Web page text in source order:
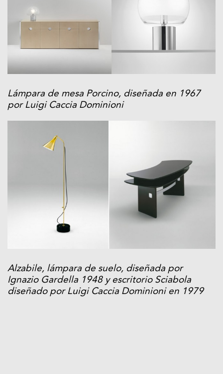
Lámpara de mesa Porcino, diseñada en 1967
por Luigi Caccia Dominioni
Alzabile, lámpara de suelo, diseñada por
Ignazio Gardella 1948 y escritorio Sciabola
diseñado por Luigi Caccia Dominioni en 1979